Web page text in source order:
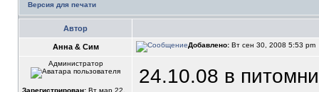
Версия для печати
Автор
Анна & Сим Добавлено: Вт сен 30, 2008 5:53 pm
Администратор
Зарегистрирован: Вт мар 22,
24.10.08 в